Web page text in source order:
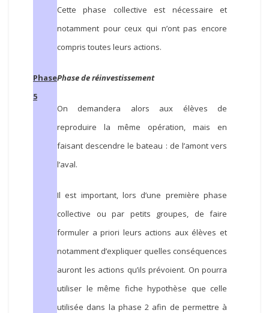
Cette phase collective est nécessaire et
notamment pour ceux qui n’ont pas encore
compris toutes leurs actions.
Phase
5
Phase de réinvestissement
On demandera alors aux élèves de
reproduire la même opération, mais en
faisant descendre le bateau : de l’amont vers
l’aval.
Il est important, lors d’une première phase
collective ou par petits groupes, de faire
formuler a priori leurs actions aux élèves et
notamment d’expliquer quelles conséquences
auront les actions qu’ils prévoient. On pourra
utiliser le même fiche hypothèse que celle
utilisée dans la phase 2 afin de permettre à